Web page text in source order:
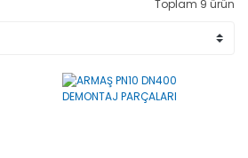
Toplam 9 ürün